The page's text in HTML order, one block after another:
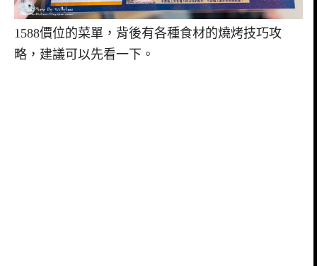
1588價位的菜單，背後有各種食材的燒烤技巧攻
略，建議可以先看一下。